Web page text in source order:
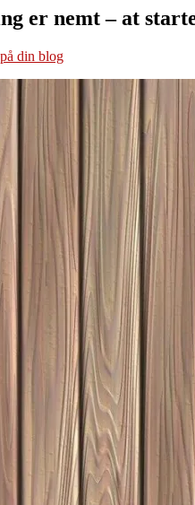
er nemt – at
din blog